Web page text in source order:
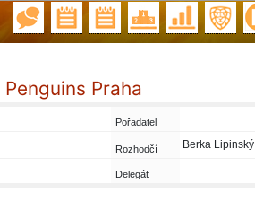
Praha
Pořadatel
Rozhodčí Berka Lipinský
Delegát